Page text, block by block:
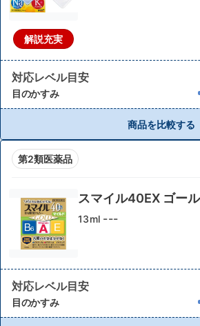
解説充実
対応レベル目安
目のかすみ
商品を比較する
第2類医薬品
スマイル40EX ゴー
13ml ---
対応レベル目安
目のかすみ